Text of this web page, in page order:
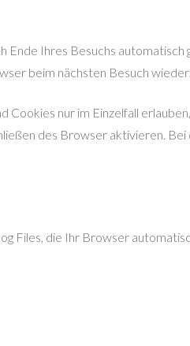
Ende Ihres Besuchs
beim nächsten Besuch
nur im Einzelfall
des Browser aktivieren.
Files, die Ihr Browser